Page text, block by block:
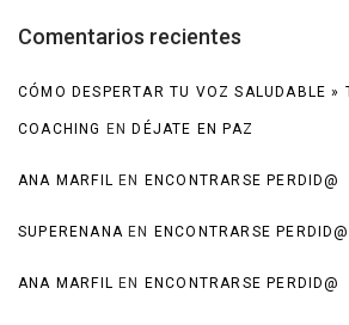
Comentarios recientes
CÓMO DESPERTAR TU VOZ SALUDABLE »
COACHING EN DÉJATE EN PAZ
ANA MARFIL EN ENCONTRARSE PERDID@
SUPERENANA EN ENCONTRARSE PERDID@
ANA MARFIL EN ENCONTRARSE PERDID@